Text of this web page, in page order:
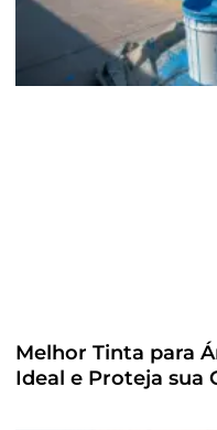
Melhor Tinta para
Ideal e Proteja sua